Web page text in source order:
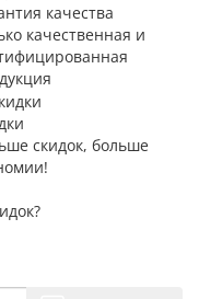
качества
качественная и
скидок, больше